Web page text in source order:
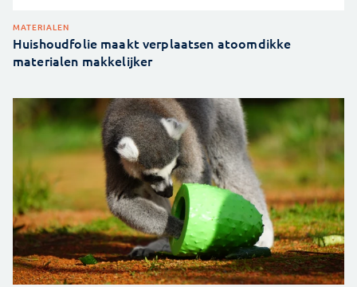
MATERIALEN
Huishoudfolie maakt verplaatsen atoomdikke
materialen makkelijker